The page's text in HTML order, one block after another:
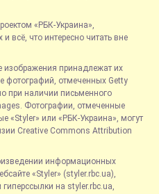
«РБК-Украина»,
всё, что интересно читать вне
изображения принадлежат их
фотографий, отмеченных Getty
при наличии письменного
Фотографии, отмеченные
«Styler» или «РБК-Украина», могут
Creative Commons Attribution
информационных
«Styler» (styler.rbc.ua),
на styler.rbc.ua,